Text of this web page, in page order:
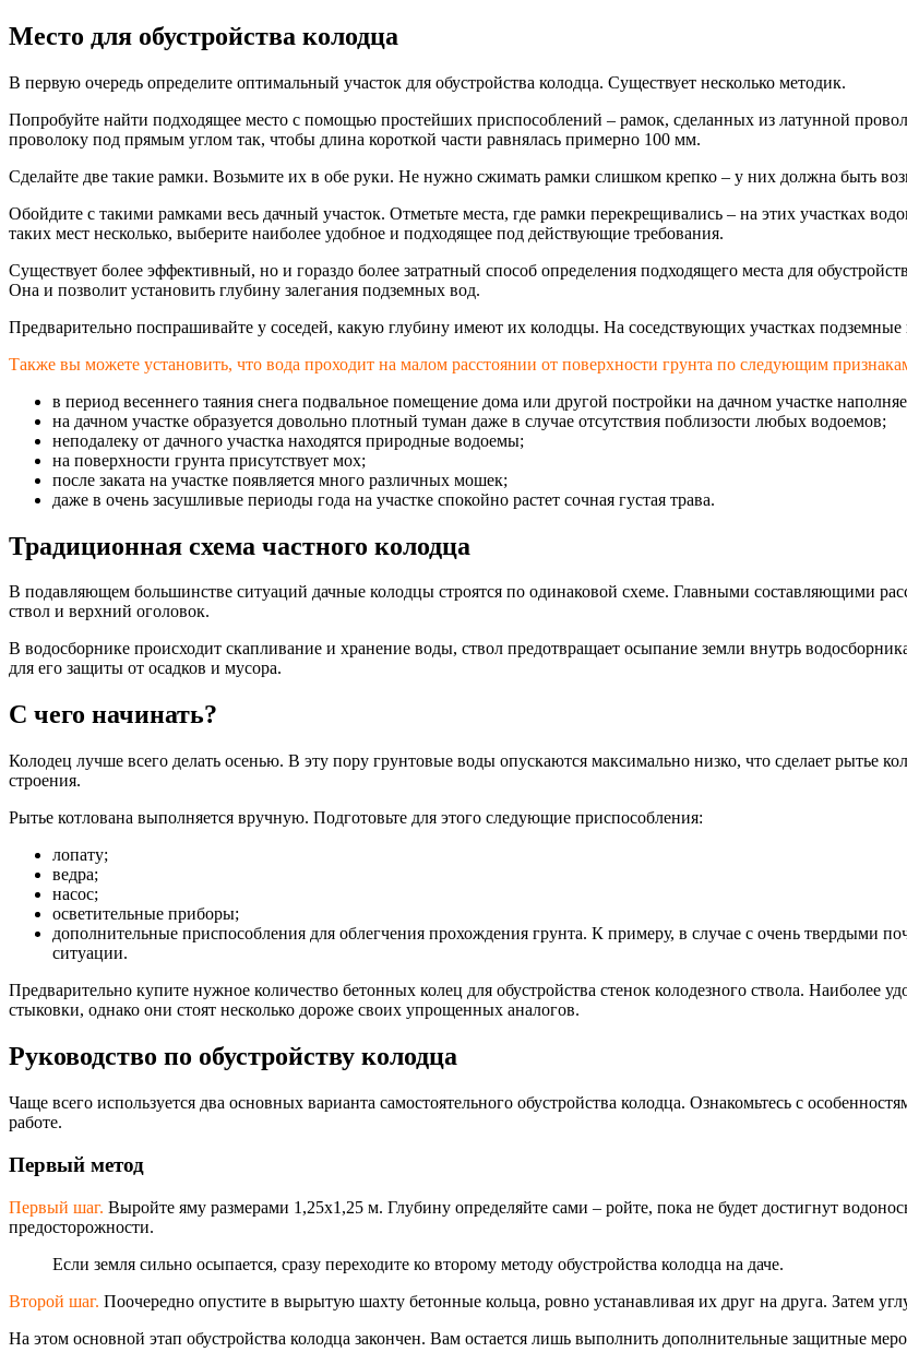
Место для обустройства колодца
В первую очередь определите оптимальный участок для обустройства колодца. Существует несколько методик.
Попробуйте найти подходящее место с помощью простейших приспособлений – рамок, сделанных из латунной
проволоку под прямым углом так, чтобы длина короткой части равнялась примерно 100 мм.
Сделайте две такие рамки. Возьмите их в обе руки. Не нужно сжимать рамки слишком крепко – у них должна быть
Обойдите с такими рамками весь дачный участок. Отметьте места, где рамки перекрещивались – на этих участках
таких мест несколько, выберите наиболее удобное и подходящее под действующие требования.
Существует более эффективный, но и гораздо более затратный способ определения подходящего места для
Она и позволит установить глубину залегания подземных вод.
Предварительно поспрашивайте у соседей, какую глубину имеют их колодцы. На соседствующих участках
Также вы можете установить, что вода проходит на малом расстоянии от поверхности грунта по следующим
в период весеннего таяния снега подвальное помещение дома или другой постройки на дачном участке
на дачном участке образуется довольно плотный туман даже в случае отсутствия поблизости любых водоемов;
неподалеку от дачного участка находятся природные водоемы;
на поверхности грунта присутствует мох;
после заката на участке появляется много различных мошек;
даже в очень засушливые периоды года на участке спокойно растет сочная густая трава.
Традиционная схема частного колодца
В подавляющем большинстве ситуаций дачные колодцы строятся по одинаковой схеме. Главными составляющими
ствол и верхний оголовок.
В водосборнике происходит скапливание и хранение воды, ствол предотвращает осыпание земли внутрь
для его защиты от осадков и мусора.
С чего начинать?
Колодец лучше всего делать осенью. В эту пору грунтовые воды опускаются максимально низко, что сделает рытье
строения.
Рытье котлована выполняется вручную. Подготовьте для этого следующие приспособления:
лопату;
ведра;
насос;
осветительные приборы;
дополнительные приспособления для облегчения прохождения грунта. К примеру, в случае с очень твердыми
ситуации.
Предварительно купите нужное количество бетонных колец для обустройства стенок колодезного ствола.
стыковки, однако они стоят несколько дороже своих упрощенных аналогов.
Руководство по обустройству колодца
Чаще всего используется два основных варианта самостоятельного обустройства колодца. Ознакомьтесь с
работе.
Первый метод
Первый шаг. Выройте яму размерами 1,25х1,25 м. Глубину определяйте сами – ройте, пока не будет достигнут
предосторожности.
Если земля сильно осыпается, сразу переходите ко второму методу обустройства колодца на даче.
Второй шаг. Поочередно опустите в вырытую шахту бетонные кольца, ровно устанавливая их друг на друга. Затем
На этом основной этап обустройства колодца закончен. Вам остается лишь выполнить дополнительные защитные